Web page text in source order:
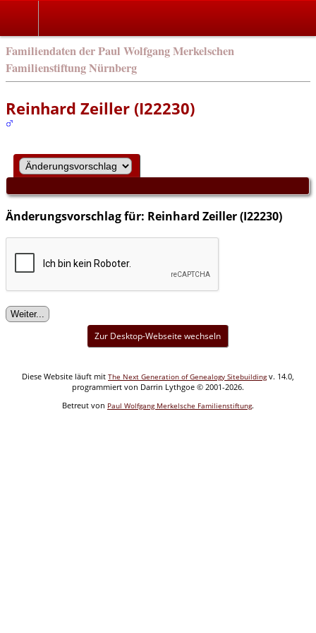
Familiendaten der Paul Wolfgang Merkelschen
Familienstiftung Nürnberg
Reinhard Zeiller (I22230)
Änderungsvorschlag für: Reinhard Zeiller (I22230)
Zur Desktop-Webseite wechseln
Diese Website läuft mit The Next Generation of Genealogy Sitebuildingv. 14.0,
programmiert von Darrin Lythgoe © 2001-2026.
Betreut von Paul Wolfgang Merkelsche Familienstiftung.